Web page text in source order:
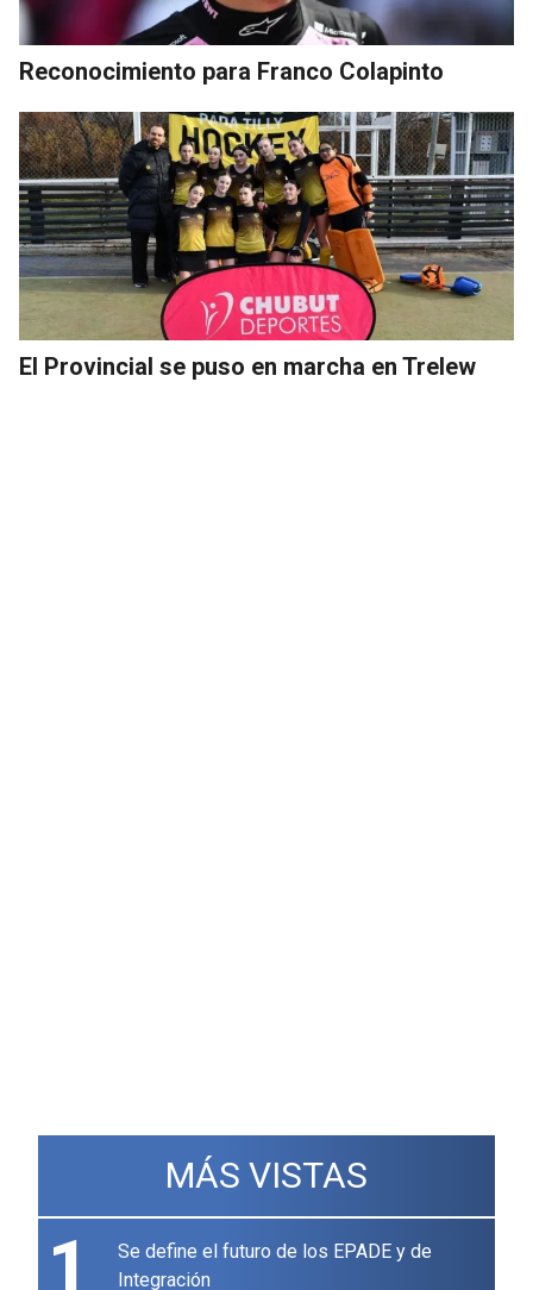
Reconocimiento para Franco Colapinto
El Provincial se puso en marcha en Trelew
MÁS VISTAS
1
Se define el futuro de los EPADE y de
Integración